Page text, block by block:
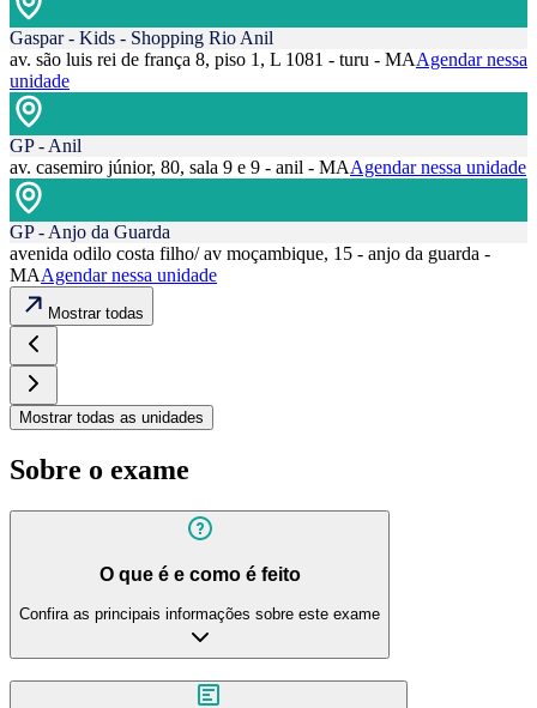
Gaspar - Kids - Shopping Rio Anil
av. são luis rei de frança 8, piso 1, L 1081 - turu - MAAgendar nessa
unidade
GP - Anil
av. casemiro júnior, 80, sala 9 e 9 - anil - MAAgendar nessa unidade
GP - Anjo da Guarda
avenida odilo costa filho/ av moçambique, 15 - anjo da guarda -
MAAgendar nessa unidade
Mostrar todas
Mostrar todas as unidades
Sobre o exame
O que é e como é feito
Confira as principais informações sobre este exame